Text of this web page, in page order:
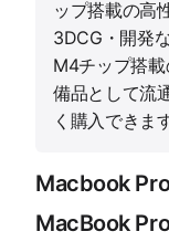
ップ搭載の高
3DCG・開発
M4チップ搭
備品として流
く購入できます
Macbook
MacBook